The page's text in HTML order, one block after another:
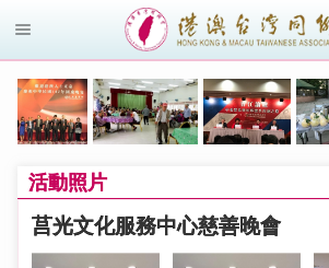
活動照片
莒光文化服務中心慈善晚會